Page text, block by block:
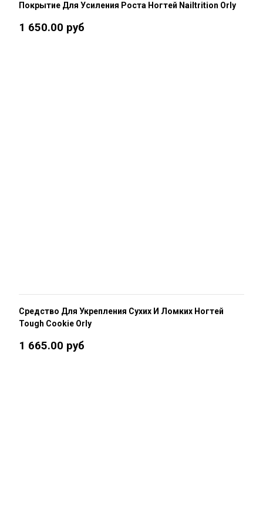
Покрытие Для Усиления Роста Ногтей Nailtrition Orly
1 650.00 руб
Средство Для Укрепления Сухих И Ломких Ногтей
Tough Cookie Orly
1 665.00 руб